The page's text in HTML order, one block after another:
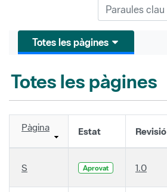
Totes les pàgines
Totes les pàgines
Pàgina Estat Revisió
S Aprovat 1.0